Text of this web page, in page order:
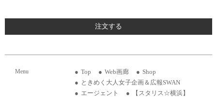
注文する
Menu Top Web画廊
Shop
ときめく大人女子企画＆広報SWAN
エージェント
【スタリス☆横浜】